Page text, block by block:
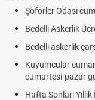
Şöförler Odası
Bedelli Askerlik
Bedelli askerlik
Kuyumcular
cumartesi-pazar
Hafta Sonları